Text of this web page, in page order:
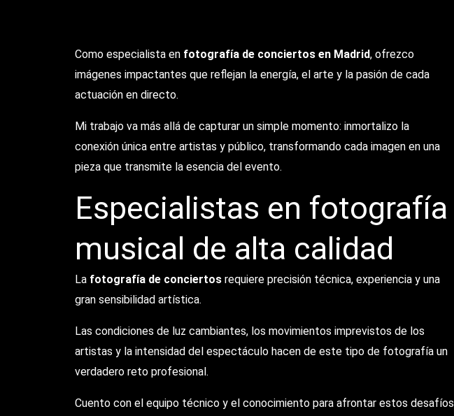
Como especialista en fotografía de conciertos en Madrid, ofrezco
imágenes impactantes que reflejan la energía, el arte y la pasión de cada
actuación en directo.
Mi trabajo va más allá de capturar un simple momento: inmortalizo la
conexión única entre artistas y público, transformando cada imagen en una
pieza que transmite la esencia del evento.
Especialistas en fotografía
musical de alta calidad
La fotografía de conciertos requiere precisión técnica, experiencia y una
gran sensibilidad artística.
Las condiciones de luz cambiantes, los movimientos imprevistos de los
artistas y la intensidad del espectáculo hacen de este tipo de fotografía un
verdadero reto profesional.
Cuento con el equipo técnico y el conocimiento para afrontar estos desafíos